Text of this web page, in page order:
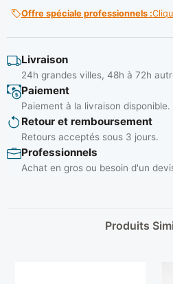
Offre spéciale professionnels :
Livraison
24h grandes villes, 48h à 72h
Paiement
Paiement à la livraison disponible.
Retour et remboursement
Retours acceptés sous 3 jours.
Professionnels
Achat en gros ou besoin d'un
Produits